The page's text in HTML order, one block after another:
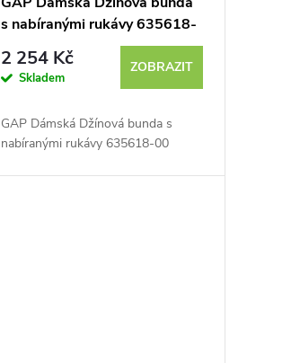
s nabíranými rukávy 635618-
2 254 Kč
Skladem
ZOBRAZIT
GAP Dámská Džínová bunda s
nabíranými rukávy 635618-00